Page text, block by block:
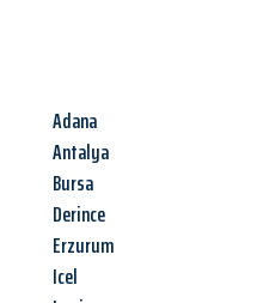
Adana
Antalya
Bursa
Derince
Erzurum
Icel